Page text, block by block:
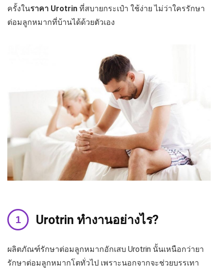
ครั้งในราคา Urotrin ที่สบายกระเป๋า ใช้ง่าย ไม่ว่าใครรักษา
ต่อมลูกหมากที่บ้านได้ด้วยตัวเอง
Urotrin ทำงานอย่างไร?
ผลิตภัณฑ์รักษาต่อมลูกหมากอักเสบ Urotrin นั้นเหนือกว่ายา
รักษาต่อมลูกหมากโตทั่วไป เพราะนอกจากจะช่วยบรรเทา